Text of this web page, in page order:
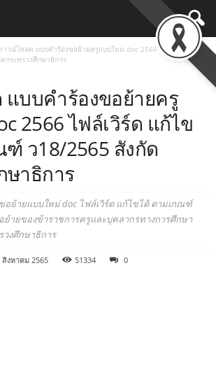
าวน์โหลด แบบคำร้องขอย้ายครูแบบใหม่ doc 2566 ไฟล์เวิร์ด แก้ไข
กระทรวงศึกษาธิการ
แบบคำร้องขอย้ายครู
2566 ไฟล์เวิร์ด แก้ไข
ว18/2565 สังกัด
ษาธิการ
อย้ายแบบใหม่ doc ไฟล์เวิร์ด แก้ไขได้ ตามเกณฑ์
ย้ายของข้าราชการครูและบุคลากรทางการศึกษา
งศึกษาธิการ
สิงหาคม 2565 51334 0